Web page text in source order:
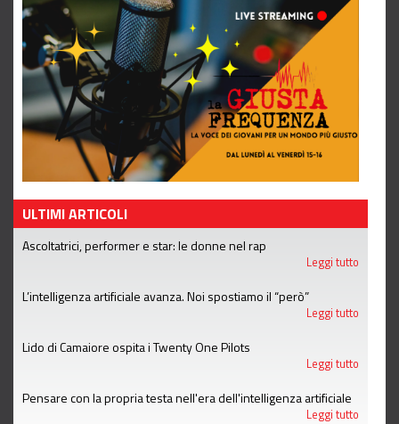
ULTIMI ARTICOLI
Ascoltatrici, performer e star: le donne nel rap
Leggi tutto
L’intelligenza artificiale avanza. Noi spostiamo il “però”
Leggi tutto
Lido di Camaiore ospita i Twenty One Pilots
Leggi tutto
Pensare con la propria testa nell'era dell'intelligenza artificiale
Leggi tutto